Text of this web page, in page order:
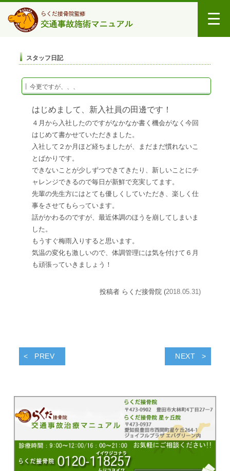
スタッフ日記
今更ですが、、、
はじめまして、新入社員の田邊です！
４月から入社したのですがなかなか書く機会がなく今回
はじめて書かせていただきました。
入社して２か月ほど経ちましたが、まだまだ慣れないこ
とばかりです。
できないことが少しずつできてきたり、新しいことにチ
ャレンジできるので毎日が新鮮で充実してます。
先輩の先生方にはとても優しくしていただき、楽しく仕
事をさせてもらっています。
話がかわるのですが、最近体調のほうを崩してしまいま
した。
もうすぐ梅雨入りすると思います。
気温の変化も激しいので、体調管理には気を付けて６月
も頑張っていきましょう！
投稿者 らくだ接骨院 (2018.05.31)
PREV NEXT